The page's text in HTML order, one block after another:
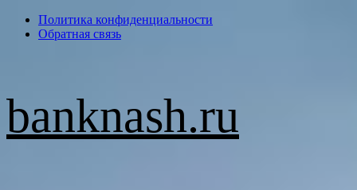
ПерейтиПолитика конфиденциальности
Обратная связь
banknash.ru